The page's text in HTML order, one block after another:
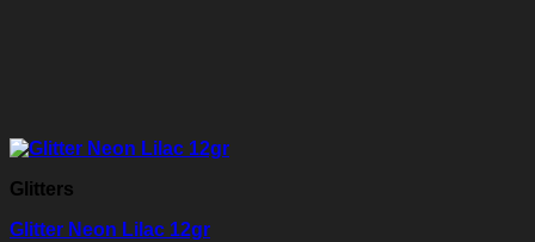
Glitters
Glitter Neon Lilac 12gr